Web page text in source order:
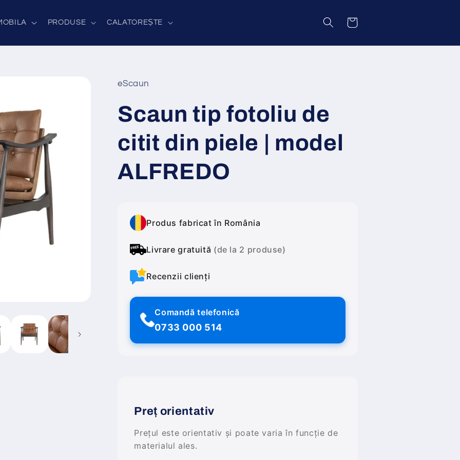
PRODUSE CALATOREȘTE Coș
eScaun
Scaun tip fotoliu de
citit din piele | model
ALFREDO
Produs fabricat în România
Livrare gratuită (de la 2 produse)
Recenzii clienți
Comandă telefonică
0733 000 514
Preț orientativ
Prețul este orientativ și poate varia în funcție de
materialul ales.